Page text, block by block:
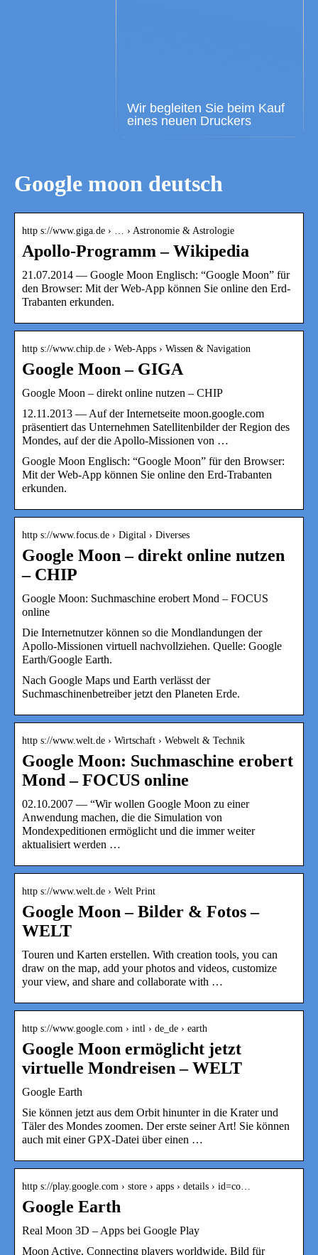
Wir begleiten Sie beim Kauf
eines neuen Druckers
Google moon deutsch
http s://www.giga.de › … › Astronomie & Astrologie
Apollo-Programm – Wikipedia
21.07.2014 — Google Moon Englisch: “Google Moon” für
den Browser: Mit der Web-App können Sie online den Erd-
Trabanten erkunden.
http s://www.chip.de › Web-Apps › Wissen & Navigation
Google Moon – GIGA
Google Moon – direkt online nutzen – CHIP
12.11.2013 — Auf der Internetseite moon.google.com
präsentiert das Unternehmen Satellitenbilder der Region des
Mondes, auf der die Apollo-Missionen von …
Google Moon Englisch: “Google Moon” für den Browser:
Mit der Web-App können Sie online den Erd-Trabanten
erkunden.
http s://www.focus.de › Digital › Diverses
Google Moon – direkt online nutzen
– CHIP
Google Moon: Suchmaschine erobert Mond – FOCUS
online
Die Internetnutzer können so die Mondlandungen der
Apollo-Missionen virtuell nachvollziehen. Quelle: Google
Earth/Google Earth.
Nach Google Maps und Earth verlässt der
Suchmaschinenbetreiber jetzt den Planeten Erde.
http s://www.welt.de › Wirtschaft › Webwelt & Technik
Google Moon: Suchmaschine erobert
Mond – FOCUS online
02.10.2007 — “Wir wollen Google Moon zu einer
Anwendung machen, die die Simulation von
Mondexpeditionen ermöglicht und die immer weiter
aktualisiert werden …
http s://www.welt.de › Welt Print
Google Moon – Bilder & Fotos –
WELT
Touren und Karten erstellen. With creation tools, you can
draw on the map, add your photos and videos, customize
your view, and share and collaborate with …
http s://www.google.com › intl › de_de › earth
Google Moon ermöglicht jetzt
virtuelle Mondreisen – WELT
Google Earth
Sie können jetzt aus dem Orbit hinunter in die Krater und
Täler des Mondes zoomen. Der erste seiner Art! Sie können
auch mit einer GPX-Datei über einen …
http s://play.google.com › store › apps › details › id=co…
Google Earth
Real Moon 3D – Apps bei Google Play
Moon Active. Connecting players worldwide. Bild für